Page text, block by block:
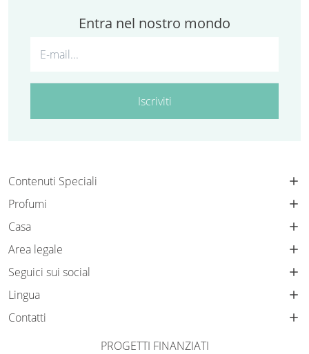
Entra nel nostro mondo
Iscriviti
Contenuti Speciali
Profumi
Casa
Area legale
Seguici sui social
Lingua
Contatti
PROGETTI FINANZIATI